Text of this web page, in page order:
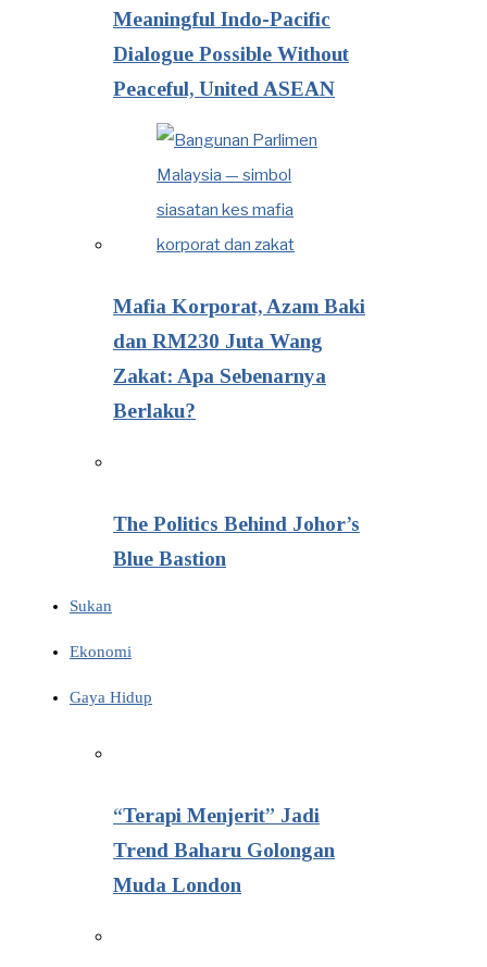
Meaningful Indo-Pacific
Dialogue Possible Without
Peaceful, United ASEAN
Mafia Korporat, Azam Baki
dan RM230 Juta Wang
Zakat: Apa Sebenarnya
Berlaku?
The Politics Behind Johor’s
Blue Bastion
Sukan
Ekonomi
Gaya Hidup
“Terapi Menjerit” Jadi
Trend Baharu Golongan
Muda London